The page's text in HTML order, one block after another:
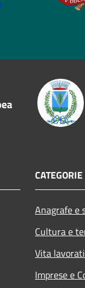
Anagrafe e
Cultura e
Vita
Imprese e